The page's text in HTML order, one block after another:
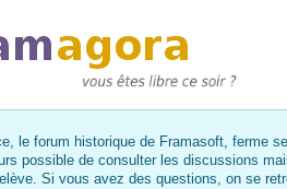
le forum historique de Framasoft, ferme
possible de consulter les discussions
Si vous avez des questions, on se